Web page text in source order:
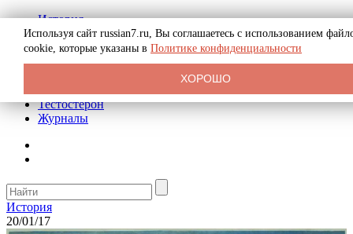
История
Биография
Криминал
Реклама на сайте
Тестостерон
Журналы
История
20/01/17
Используя сайт russian7.ru, Вы соглашаетесь с использованием
cookie, которые указаны в Политике конфиденциальности
ХОРОШО